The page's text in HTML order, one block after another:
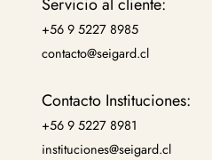
+56 9 5227 8985
contacto@seigard.cl
Contacto Instituciones:
+56 9 5227 8981
instituciones@seigard.cl